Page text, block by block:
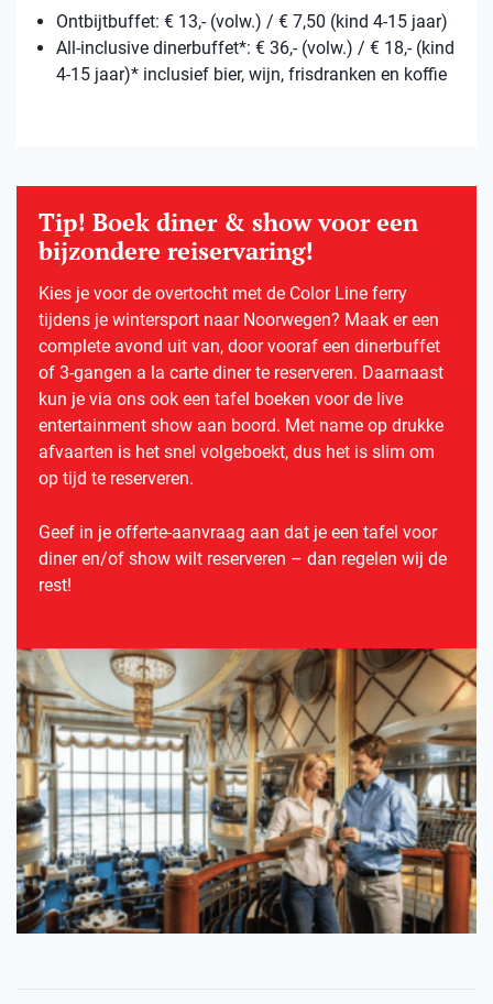
Ontbijtbuffet: € 13,- (volw.) / € 7,50 (kind 4-15 jaar)
All-inclusive dinerbuffet*: € 36,- (volw.) / € 18,- (kind
4-15 jaar)* inclusief bier, wijn, frisdranken en koffie
Tip! Boek diner & show voor een
bijzondere reiservaring!
Kies je voor de overtocht met de Color Line ferry
tijdens je wintersport naar Noorwegen? Maak er een
complete avond uit van, door vooraf een dinerbuffet
of 3-gangen a la carte diner te reserveren. Daarnaast
kun je via ons ook een tafel boeken voor de live
entertainment show aan boord. Met name op drukke
afvaarten is het snel volgeboekt, dus het is slim om
op tijd te reserveren.
Geef in je offerte-aanvraag aan dat je een tafel voor
diner en/of show wilt reserveren – dan regelen wij de
rest!